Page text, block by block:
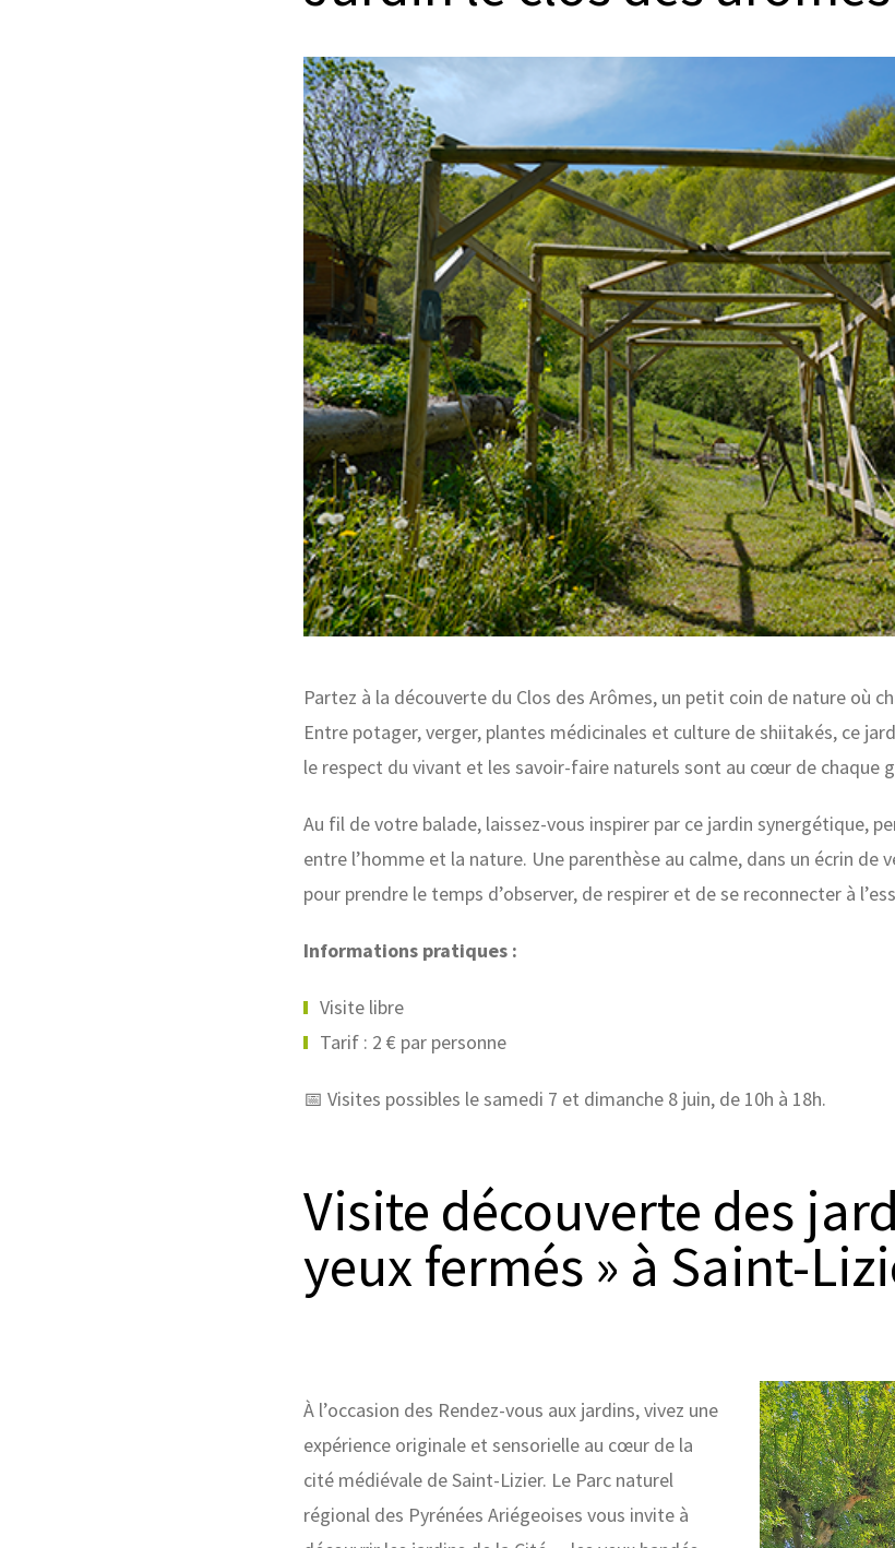
Partez à la découverte du Clos des Arômes, un petit coin de nature où
Entre potager, verger, plantes médicinales et culture de shiitakés, ce
le respect du vivant et les savoir-faire naturels sont au cœur de chaque
Au fil de votre balade, laissez-vous inspirer par ce jardin synergétique,
entre l’homme et la nature. Une parenthèse au calme, dans un écrin de
pour prendre le temps d’observer, de respirer et de se reconnecter à
Informations pratiques :
Visite libre
Tarif : 2 € par personne
📅 Visites possibles le samedi 7 et dimanche 8 juin, de 10h à 18h.
Visite découverte des
yeux fermés » à Saint-
À l’occasion des Rendez-vous aux jardins, vivez une
expérience originale et sensorielle au cœur de la
cité médiévale de Saint-Lizier. Le Parc naturel
régional des Pyrénées Ariégeoises vous invite à